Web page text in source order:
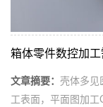
箱体零件数控加工
文章摘要： 壳体多
工表面，平面图加工